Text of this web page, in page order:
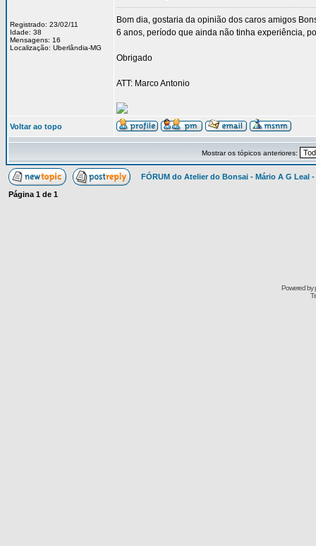
Registrado: 23/02/11
Idade: 38
Mensagens: 16
Localização: Uberlândia-MG
Bom dia, gostaria da opinião dos caros amigos
6 anos, período que ainda não tinha experiência,
Obrigado
ATT: Marco Antonio
Voltar ao topo
Mostrar os tópicos anteriores:
FÓRUM do Atelier do Bonsai - Mário A G Leal
Página 1 de 1
Powered by